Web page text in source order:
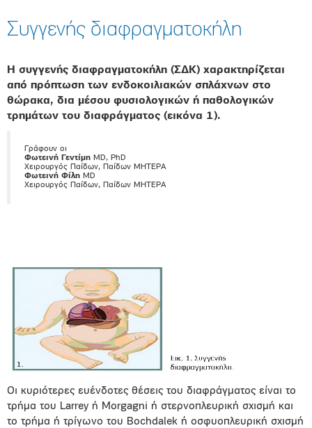
Συγγενής διαφραγματοκήλη
Η συγγενής διαφραγματοκήλη (ΣΔΚ) χαρακτηρίζεται
από πρόπτωση των ενδοκοιλιακών σπλάχνων στο
θώρακα, δια μέσου φυσιολογικών ή παθολογικών
τρημάτων του διαφράγματος (εικόνα 1).
Γράφουν οι
Φωτεινή Γεντίμη MD, PhD
Χειρουργός Παίδων, Παίδων ΜΗΤΕΡΑ
Φωτεινή Φίλη MD
Χειρουργός Παίδων, Παίδων ΜΗΤΕΡΑ
Οι κυριότερες ευένδοτες θέσεις του διαφράγματος είναι το
τρήμα του Larrey ή Morgagni ή στερνοπλευρική σχισμή και
το τρήμα ή τρίγωνο του Bochdalek ή οσφυοπλευρική σχισμή